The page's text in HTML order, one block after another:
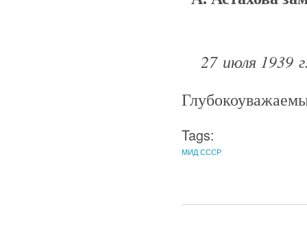
27 июля 1939
Tags:
МИД СССР